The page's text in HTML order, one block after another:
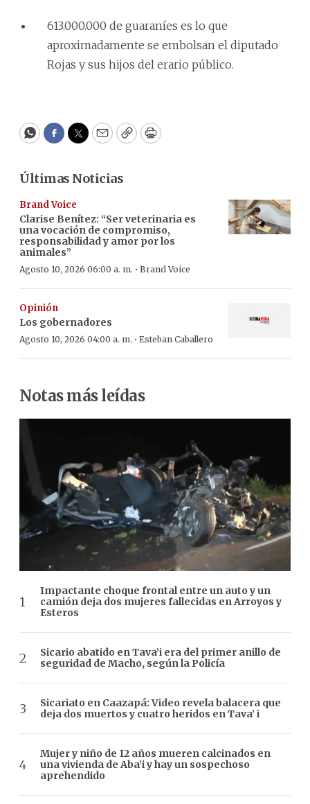
613.000.000 de guaraníes es lo que
aproximadamente se embolsan el diputado
Rojas y sus hijos del erario público.
WhatsApp
Facebook
Twitter
EmailCopyPrint
Últimas Noticias
Brand Voice
Clarise Benítez: “Ser veterinaria es
una vocación de compromiso,
responsabilidad y amor por los
animales”
Agosto 10, 2026 06:00 a. m. · Brand Voice
Opinión
Los gobernadores
Agosto 10, 2026 04:00 a. m. · Esteban Caballero
Notas más leídas
Impactante choque frontal entre un auto y un
camión deja dos mujeres fallecidas en Arroyos y
Esteros
Sicario abatido en Tava’i era del primer anillo de
seguridad de Macho, según la Policía
Sicariato en Caazapá: Video revela balacera que
deja dos muertos y cuatro heridos en Tava’ i
Mujer y niño de 12 años mueren calcinados en
una vivienda de Aba’i y hay un sospechoso
aprehendido